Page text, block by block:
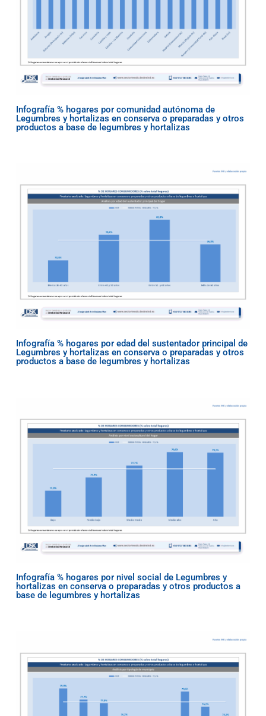
Infografía % hogares por comunidad autónoma de
Legumbres y hortalizas en conserva o preparadas y otros
productos a base de legumbres y hortalizas
Infografía % hogares por edad del sustentador principal de
Legumbres y hortalizas en conserva o preparadas y otros
productos a base de legumbres y hortalizas
Infografía % hogares por nivel social de Legumbres y
hortalizas en conserva o preparadas y otros productos a
base de legumbres y hortalizas